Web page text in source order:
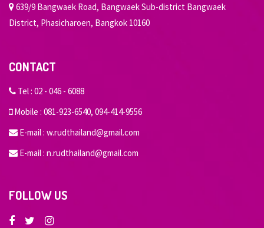
639/9 Bangwaek Road, Bangwaek Sub-district Bangwaek
District, Phasicharoen, Bangkok 10160
CONTACT
Tel : 02 - 046 - 6088
Mobile : 081-923-6540, 094-414-9556
E-mail : w.rudthailand@gmail.com
E-mail : n.rudthailand@gmail.com
FOLLOW US